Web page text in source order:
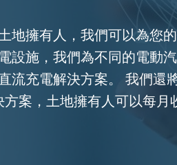
地擁有人，我們可以為您
設施，我們為不同的電動
流充電解決方案。 我們還
方案，土地擁有人可以每月